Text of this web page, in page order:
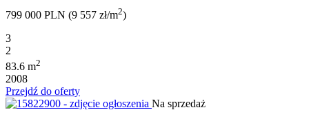
799 000 PLN (9 557 zł/m2)
3
2
83.6 m2
2008
Przejdź do oferty
Na sprzedaż